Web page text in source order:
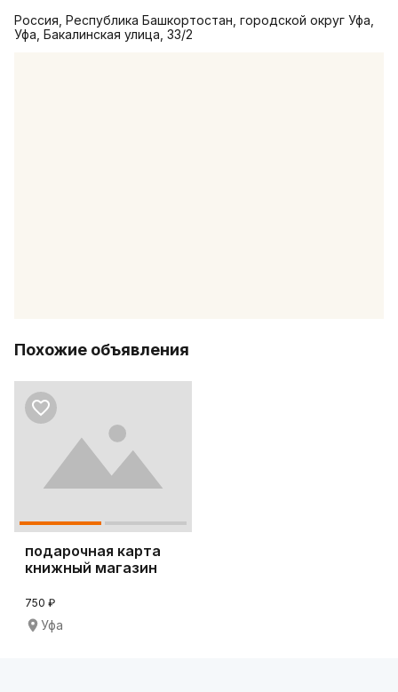
Россия, Республика Башкортостан, городской округ Уфа,
Уфа, Бакалинская улица, 33/2
Похожие объявления
подарочная карта
книжный магазин
750 ₽
Уфа